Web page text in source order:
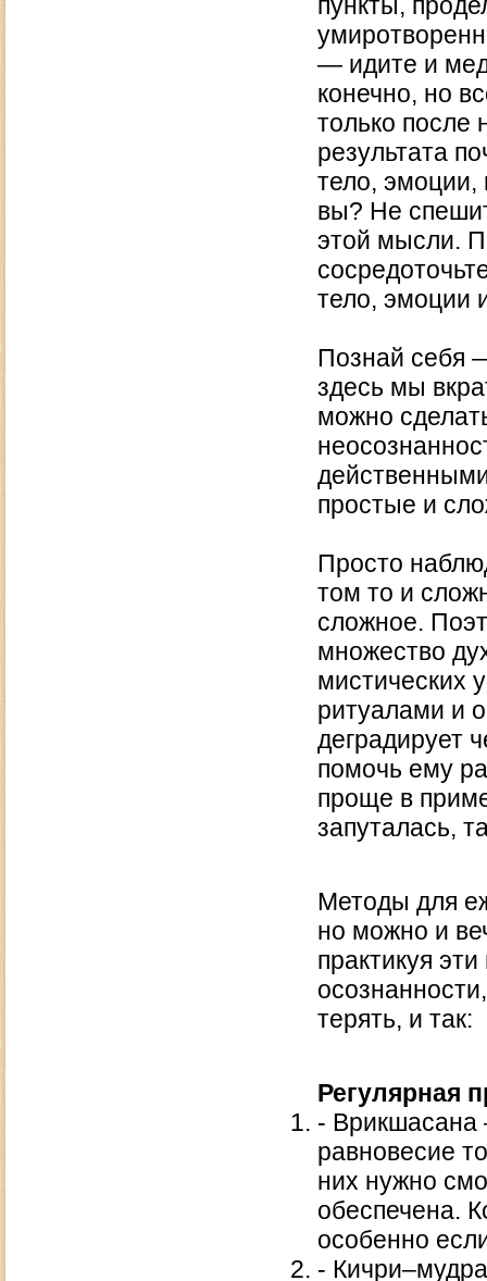
— идите и
конечно, но
только
результата
тело, эмоции,
вы? Не
этой мысли.
тело, эмоции
Познай себя
здесь мы
можно
простые и
Просто
том то и
сложное.
множество
мистических
ритуалами и
деградирует
помочь ему
проще в
запуталась,
Методы для
но можно и
практикуя
терять, и так:
Регулярная
- Врикшасана
равновесие
них нужно
обеспечена.
особенно
-